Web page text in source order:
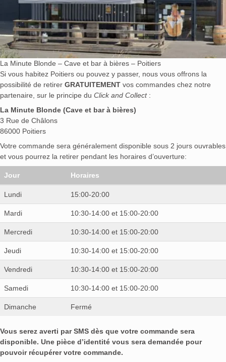
La Minute Blonde – Cave et bar à bières – Poitiers
Si vous habitez Poitiers ou pouvez y passer, nous vous offrons la
possibilité de retirer GRATUITEMENT vos commandes chez notre
partenaire, sur le principe du Click and Collect:
La Minute Blonde (Cave et bar à bières)
3 Rue de Châlons
86000 Poitiers
Votre commande sera généralement disponible sous 2 jours ouvrables
et vous pourrez la retirer pendant les horaires d’ouverture:
Jour Horaires
Lundi 15:00-20:00
Mardi 10:30-14:00 et 15:00-20:00
Mercredi 10:30-14:00 et 15:00-20:00
Jeudi 10:30-14:00 et 15:00-20:00
Vendredi 10:30-14:00 et 15:00-20:00
Samedi 10:30-14:00 et 15:00-20:00
Dimanche Fermé
Vous serez averti par SMS dès que votre commande sera
disponible. Une pièce d’identité vous sera demandée pour
pouvoir récupérer votre commande.